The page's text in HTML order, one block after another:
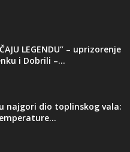
LEGENDU” – uprizorenje
i Dobrili –...
najgori dio toplinskog vala: